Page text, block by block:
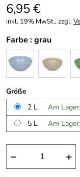
6,95 €
inkl. 19% MwSt., zzgl.
Farbe :grau
Größe
2 L
Am
5 L
Am
− +